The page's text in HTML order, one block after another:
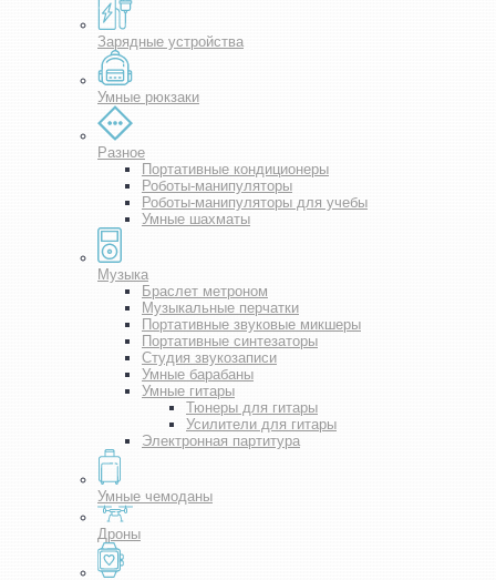
Зарядные устройства
Умные рюкзаки
Разное
Портативные кондиционеры
Роботы-манипуляторы
Роботы-манипуляторы для учебы
Умные шахматы
Музыка
Браслет метроном
Музыкальные перчатки
Портативные звуковые микшеры
Портативные синтезаторы
Студия звукозаписи
Умные барабаны
Умные гитары
Тюнеры для гитары
Усилители для гитары
Электронная партитура
Умные чемоданы
Дроны